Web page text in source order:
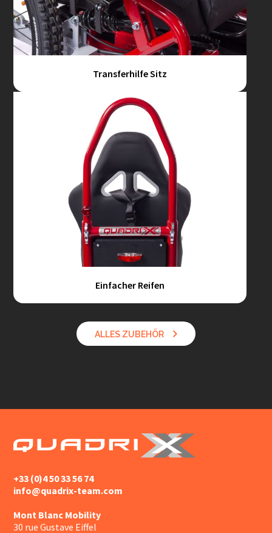
ALLES ZUBEHÖR
Transferhilfe Sitz
Einfacher Reifen
+33 (0)4 50 33 56 74
info@quadrix-team.com
Mont Blanc Mobility
30 rue Gustave Eiffel